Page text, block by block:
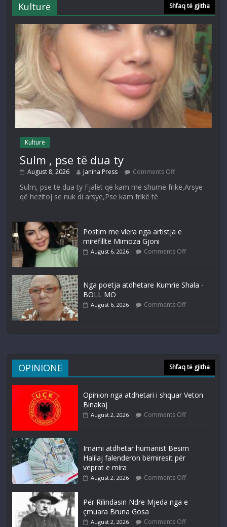
Kulturë Shfaq të gjitha
Kulturë
Sulm , pse të dua ty
August 8, 2026 Janina Press Comments Off
Sulm, pse të dua ty Fjalët që kam më shumë frikë,Arsye
që hezitoj se nuk di arsye,Pse kam frikë të
Postim me vlera nga artistja e
mirëfilltë Mimoza Gjoni
August 6, 2026 Comments Off
Nga poetja atdhetare Kumrie Shala -
BOLL MO
August 6, 2026 Comments Off
OPINIONE Shfaq të gjitha
Opinion nga atdhetari i shquar Veton
Binakaj
August 2, 2026 Comments Off
Imami atdhetar humanist Besim
Halilaj falenderon bëmiresit për
veprat e mira
August 2, 2026 Comments Off
Për Rilindasin Ndre Mjeda nga e
çmuara Bruna Gosa
August 2, 2026 Comments Off